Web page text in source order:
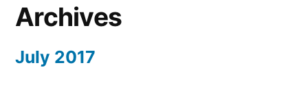
Archives
July 2017